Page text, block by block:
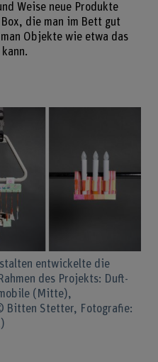
Weise neue Produkte
die man im Bett gut
Objekte wie etwa das
entwickelte die
des Projekts: Duft-
(Mitte),
Bitten Stetter, Fotografie: